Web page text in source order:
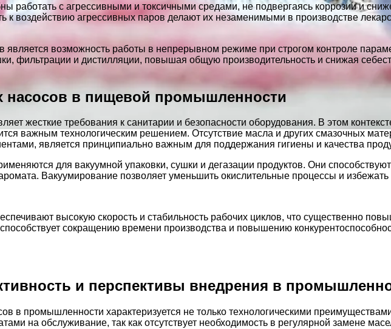
работать с агрессивными и токсичными средами, не подвергаясь коррозии и
к воздействию агрессивных паров делают их незаменимыми в производстве
является возможность работы в непрерывном режиме при строгом контроле
фильтрации и дистилляции, повышая общую производительность и снижая
насосов в пищевой промышленности
жесткие требования к санитарии и безопасности оборудования. В этом
важным технологическим решением. Отсутствие масла и других смазочных
является принципиально важным для поддержания гигиены и качества
для вакуумной упаковки, сушки и дегазации продуктов. Они
Вакуумирование позволяет уменьшить окислительные процессы и
высокую скорость и стабильность рабочих циклов, что существенно
сокращению времени производства и повышению
и перспективы внедрения в
в промышленности характеризуется не только технологическими
на обслуживание, так как отсутствует необходимость в регулярной замене